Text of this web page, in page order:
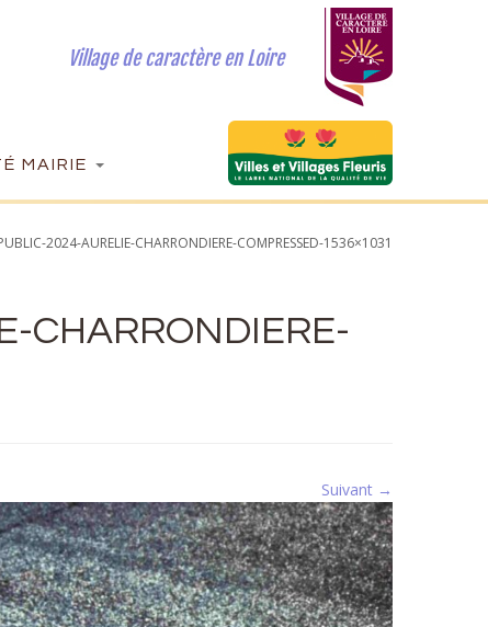
Village de caractère en Loire
MAIRIE
2024-AURELIE-CHARRONDIERE-COMPRESSED-1536×1031
CHARRONDIERE-
Suivant →